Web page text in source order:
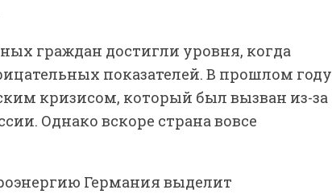
граждан достигли уровня, когда
показателей. В прошлом году
кризисом, который был вызван из-за
Однако вскоре страна вовсе
Германия выделит